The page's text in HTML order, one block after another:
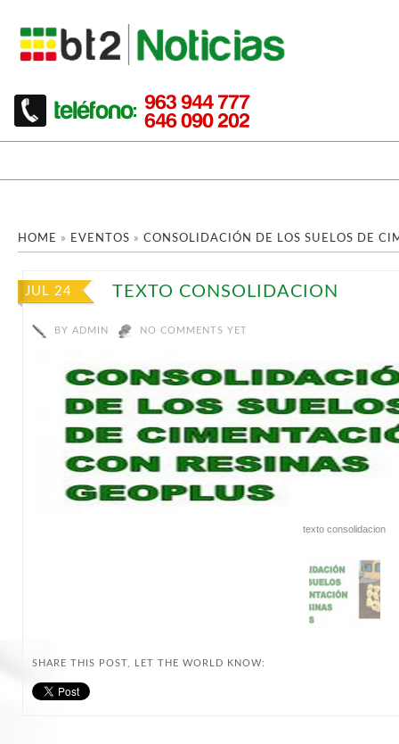
HOME » EVENTOS » CONSOLIDACIÓN DE LOS SUELOS DE
JUL 24 TEXTO CONSOLIDACION
BY ADMIN NO COMMENTS YET
texto consolidacion
SHARE THIS POST, LET THE WORLD KNOW: